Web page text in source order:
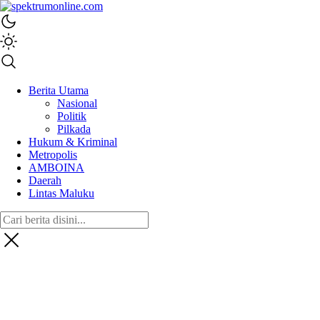
spektrumonline.com
Berita Utama
Nasional
Politik
Pilkada
Hukum & Kriminal
Metropolis
AMBOINA
Daerah
Lintas Maluku